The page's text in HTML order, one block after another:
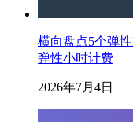
横向盘点5个弹
弹性小时计费
2026年7月4日